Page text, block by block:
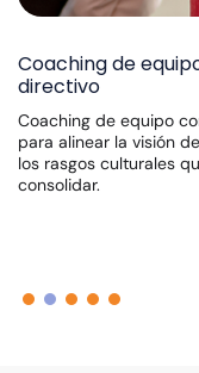
Talleres
Talleres experienciales
más integrantes de la
conversaran temas de
herramientas de
conversaciones
equipo.